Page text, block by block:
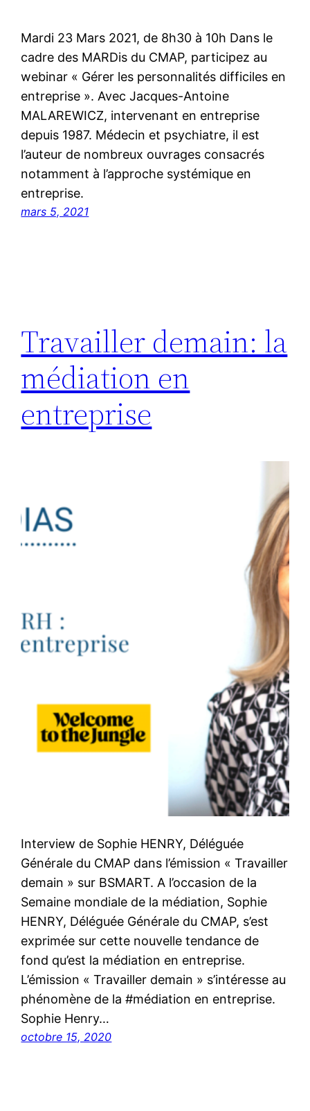
Mardi 23 Mars 2021, de 8h30 à 10h Dans le
cadre des MARDis du CMAP, participez au
webinar « Gérer les personnalités difficiles en
entreprise ». Avec Jacques-Antoine
MALAREWICZ, intervenant en entreprise
depuis 1987. Médecin et psychiatre, il est
l’auteur de nombreux ouvrages consacrés
notamment à l’approche systémique en
entreprise.
mars 5, 2021
Travailler demain: la
médiation en
entreprise
Interview de Sophie HENRY, Déléguée
Générale du CMAP dans l’émission « Travailler
demain » sur BSMART. A l’occasion de la
Semaine mondiale de la médiation, Sophie
HENRY, Déléguée Générale du CMAP, s’est
exprimée sur cette nouvelle tendance de
fond qu’est la médiation en entreprise.
L’émission « Travailler demain » s’intéresse au
phénomène de la #médiation en entreprise.
Sophie Henry…
octobre 15, 2020